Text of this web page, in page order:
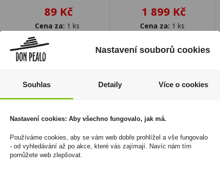
89 Kč
Cena za: 1 ks
Skladem:
1 899 Kč
Cena za: 1 ks
Nastavení souborů cookies
Souhlas Detaily Více o cookies
Nastavení cookies: Aby všechno fungovalo, jak má.
Používáme cookies, aby se vám web dobře prohlížel a vše fungovalo
- od vyhledávání až po akce, které vás zajímají. Navíc nám tím
pomůžete web zlepšovat.